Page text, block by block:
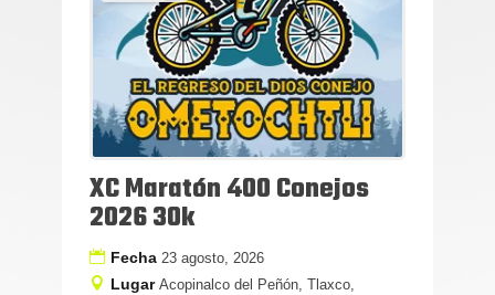
XC Maratón 400 Conejos
2026 30k
Fecha 23 agosto, 2026
Lugar Acopinalco del Peñón, Tlaxco,